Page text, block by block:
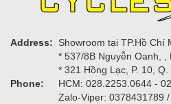
Address:
Showroom tại TP.Hồ Chí
* 537/8B Nguyễn Oanh, ,
* 321 Hồng Lạc, P. 10, Q.
Phone:
HCM: 028.2253.0644 -
Zalo-Viper: 0378431789